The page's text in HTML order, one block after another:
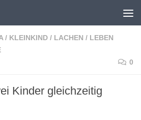
/ KLEINKIND / LACHEN / LEBEN
0
Kinder gleichzeitig